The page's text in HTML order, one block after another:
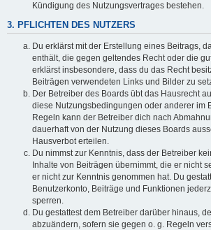
Kündigung des Nutzungsvertrages bestehen.
3. PFLICHTEN DES NUTZERS
Du erklärst mit der Erstellung eines Beitrags,
enthält, die gegen geltendes Recht oder die
erklärst insbesondere, dass du das Recht
Beiträgen verwendeten Links und Bilder zu
Der Betreiber des Boards übt das Hausrecht
diese Nutzungsbedingungen oder anderer im
Regeln kann der Betreiber dich nach
dauerhaft von der Nutzung dieses Boards
Hausverbot erteilen.
Du nimmst zur Kenntnis, dass der Betreiber
Inhalte von Beiträgen übernimmt, die er nicht
er nicht zur Kenntnis genommen hat. Du
Benutzerkonto, Beiträge und Funktionen
sperren.
Du gestattest dem Betreiber darüber hinaus,
abzuändern, sofern sie gegen o. g. Regeln